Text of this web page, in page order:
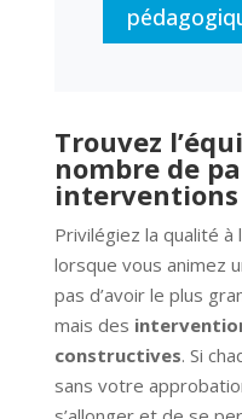
Trouvez
nombre de
interventions
Privilégiez la qualité
lorsque vous animez
pas d’avoir le plus
mais des
constructives. Si
sans votre